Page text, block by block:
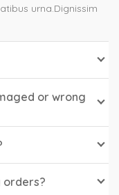
urna.Dignissim
or wrong
orders?